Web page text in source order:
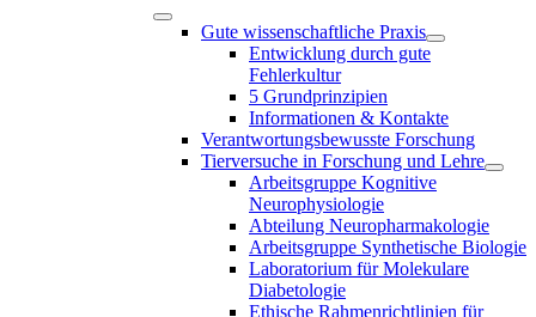
Gute wissenschaftliche Praxis
Entwicklung durch gute
Fehlerkultur
5 Grundprinzipien
Informationen & Kontakte
Verantwortungsbewusste Forschung
Tierversuche in Forschung und Lehre
Arbeitsgruppe Kognitive
Neurophysiologie
Abteilung Neuropharmakologie
Arbeitsgruppe Synthetische Biologie
Laboratorium für Molekulare
Diabetologie
Ethische Rahmenrichtlinien für